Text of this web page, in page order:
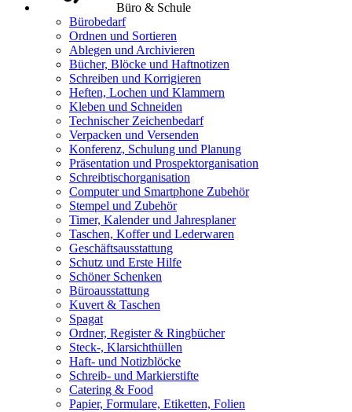
Büro & Schule
Bürobedarf
Ordnen und Sortieren
Ablegen und Archivieren
Bücher, Blöcke und Haftnotizen
Schreiben und Korrigieren
Heften, Lochen und Klammern
Kleben und Schneiden
Technischer Zeichenbedarf
Verpacken und Versenden
Konferenz, Schulung und Planung
Präsentation und Prospektorganisation
Schreibtischorganisation
Computer und Smartphone Zubehör
Stempel und Zubehör
Timer, Kalender und Jahresplaner
Taschen, Koffer und Lederwaren
Geschäftsausstattung
Schutz und Erste Hilfe
Schöner Schenken
Büroausstattung
Kuvert & Taschen
Spagat
Ordner, Register & Ringbücher
Steck-, Klarsichthüllen
Haft- und Notizblöcke
Schreib- und Markierstifte
Catering & Food
Papier, Formulare, Etiketten, Folien